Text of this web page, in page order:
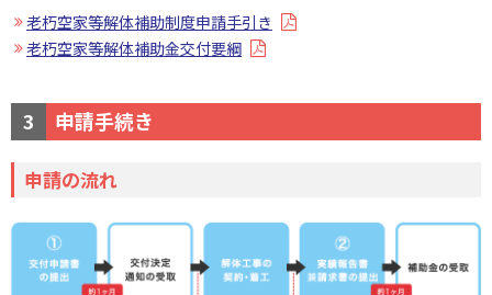
老朽空家等解体補助制度申請手引き
老朽空家等解体補助金交付要綱
3 申請手続き
申請の流れ